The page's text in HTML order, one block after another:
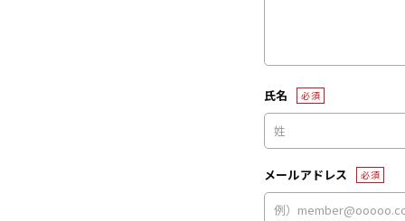
氏名 必須
メールアドレス 必須